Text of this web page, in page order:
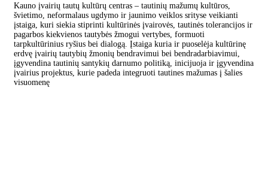
Kauno įvairių tautų kultūrų centras – tautinių mažumų kultūros,
švietimo, neformalaus ugdymo ir jaunimo veiklos srityse veikianti
įstaiga, kuri siekia stiprinti kultūrinės įvairovės, tautinės tolerancijos ir
pagarbos kiekvienos tautybės žmogui vertybes, formuoti
tarpkultūrinius ryšius bei dialogą. Įstaiga kuria ir puoselėja kultūrinę
erdvę įvairių tautybių žmonių bendravimui bei bendradarbiavimui,
įgyvendina tautinių santykių darnumo politiką, inicijuoja ir įgyvendina
įvairius projektus, kurie padeda integruoti tautines mažumas į šalies
visuomenę